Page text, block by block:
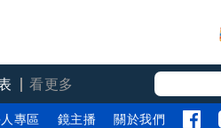
看更多
專區 鏡主播 關於我們